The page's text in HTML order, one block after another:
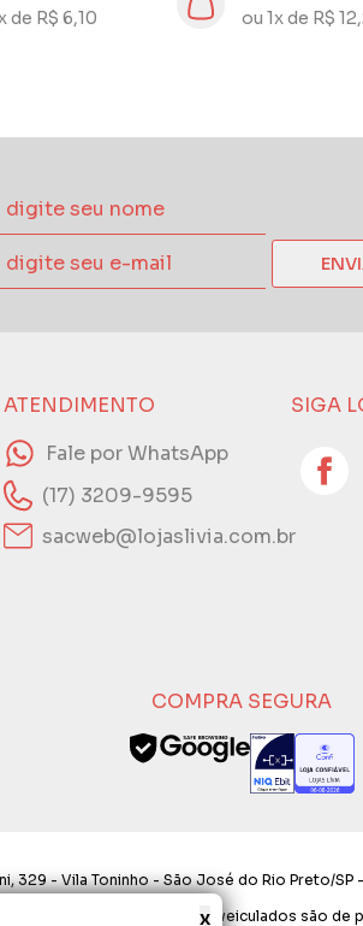
x
de R$ 6,10 ou 1x de R$
ATENDIMENTO
Fale por WhatsApp
(17) 3209-9595
sacweb@lojaslivia.com.br
SIGA
COMPRA SEGURA
329 - Vila Toninho - São José do Rio Preto/SP
fotos, textos e layout aqui veiculados são de